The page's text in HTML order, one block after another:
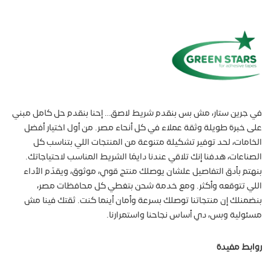
في جرين ستار، مش بس بنقدم شريط لاصق… إحنا بنقدم حل كامل مبني
على خبرة طويلة وثقة عملاء في كل أنحاء مصر. من أول اختيار أفضل
الخامات، لحد توفير تشكيلة متنوعة من المنتجات اللي بتناسب كل
الصناعات، هدفنا إنك تلاقي عندنا دايمًا الشريط المناسب لاحتياجاتك.
بنهتم بأدق التفاصيل علشان يوصلك منتج قوي، موثوق، ويقدّم الأداء
اللي تتوقعه وأكثر. ومع خدمة شحن بتغطي كل محافظات مصر،
بنضمنلك إن منتجاتنا توصلك بسرعة وأمان أينما كنت. ثقتك فينا مش
مسئولية وبس، دي أساس نجاحنا واستمرارنا.
روابط مفيدة